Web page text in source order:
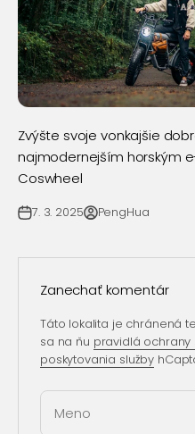
Zvýšte svoje vonkajšie
najmodernejším horským
Coswheel
7. 3. 2025 PengHua
Zanechať komentár
Táto lokalita je chránená
sa na ňu pravidlá ochrany
poskytovania služby
Meno